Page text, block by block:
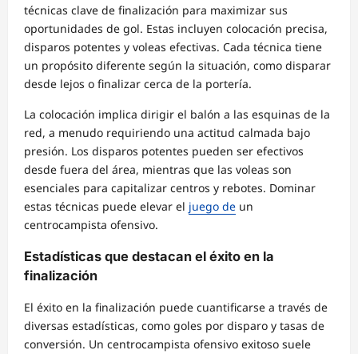
técnicas clave de finalización para maximizar sus
oportunidades de gol. Estas incluyen colocación precisa,
disparos potentes y voleas efectivas. Cada técnica tiene
un propósito diferente según la situación, como disparar
desde lejos o finalizar cerca de la portería.
La colocación implica dirigir el balón a las esquinas de la
red, a menudo requiriendo una actitud calmada bajo
presión. Los disparos potentes pueden ser efectivos
desde fuera del área, mientras que las voleas son
esenciales para capitalizar centros y rebotes. Dominar
estas técnicas puede elevar el juego de un
centrocampista ofensivo.
Estadísticas que destacan el éxito en la
finalización
El éxito en la finalización puede cuantificarse a través de
diversas estadísticas, como goles por disparo y tasas de
conversión. Un centrocampista ofensivo exitoso suele